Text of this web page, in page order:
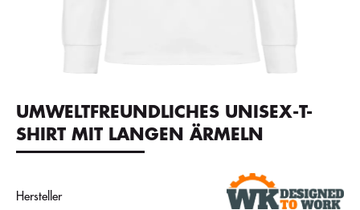
UMWELTFREUNDLICHES UNISEX-T-
SHIRT MIT LANGEN ÄRMELN
Hersteller